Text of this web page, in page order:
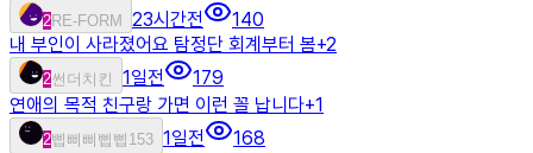
2RE-FORM 23시간전
140
내 부인이 사라졌어요 탐정단 회계부터 봄+2
2썬더치킨 1일전
179
연애의 목적 친구랑 가면 이런 꼴 납니다+1
2삡삐삐삡삡153 1일전
168